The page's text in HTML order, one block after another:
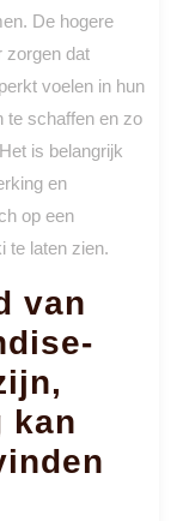
De hogere
zorgen dat
voelen in hun
te schaffen en zo
is belangrijk
en
op een
te laten zien.
van
kan